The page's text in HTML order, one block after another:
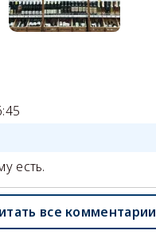
есть.
все комментарии